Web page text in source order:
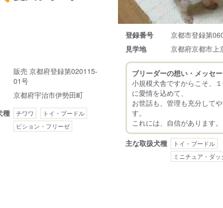
販売 京都府登録第020115-
01号
京都府宇治市伊勢田町
種
チワワ
トイ・プードル
ビション・フリーゼ
登録番号
京都市登録第
見学地
京都府京都市上
ブリーダーの想い・メッセ
小規模犬舎ですからこそ、
に愛情を込めて、
お世話も、管理も充分して
す。
主な取扱犬種
トイ・プードル
ミニチュア・ダ